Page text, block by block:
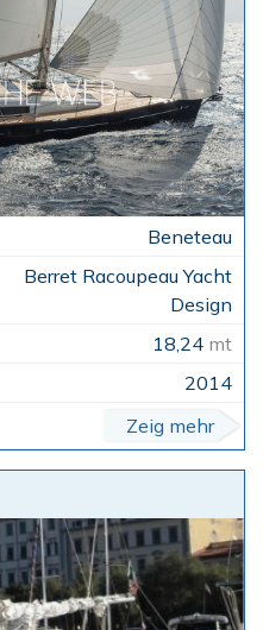
Beneteau
Berret Racoupeau Yacht
Design
18,24 mt
2014
Zeig mehr